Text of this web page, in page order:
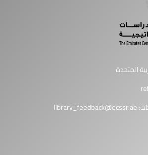
المتحدة
library_feedback@ecssr.ae